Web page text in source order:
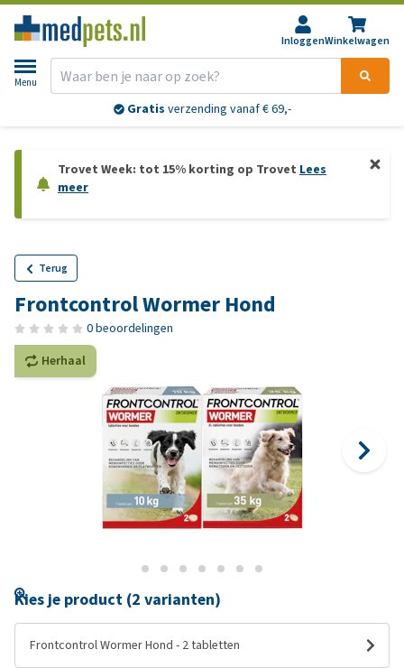
InloggenWinkelwagen
Menu
Gratis verzending vanaf € 69,-
Trovet Week: tot 15% korting op Trovet Lees
meer
Terug
Frontcontrol Wormer Hond
0 beoordelingen
Herhaal
Kies je product (2 varianten)
Frontcontrol Wormer Hond - 2 tabletten